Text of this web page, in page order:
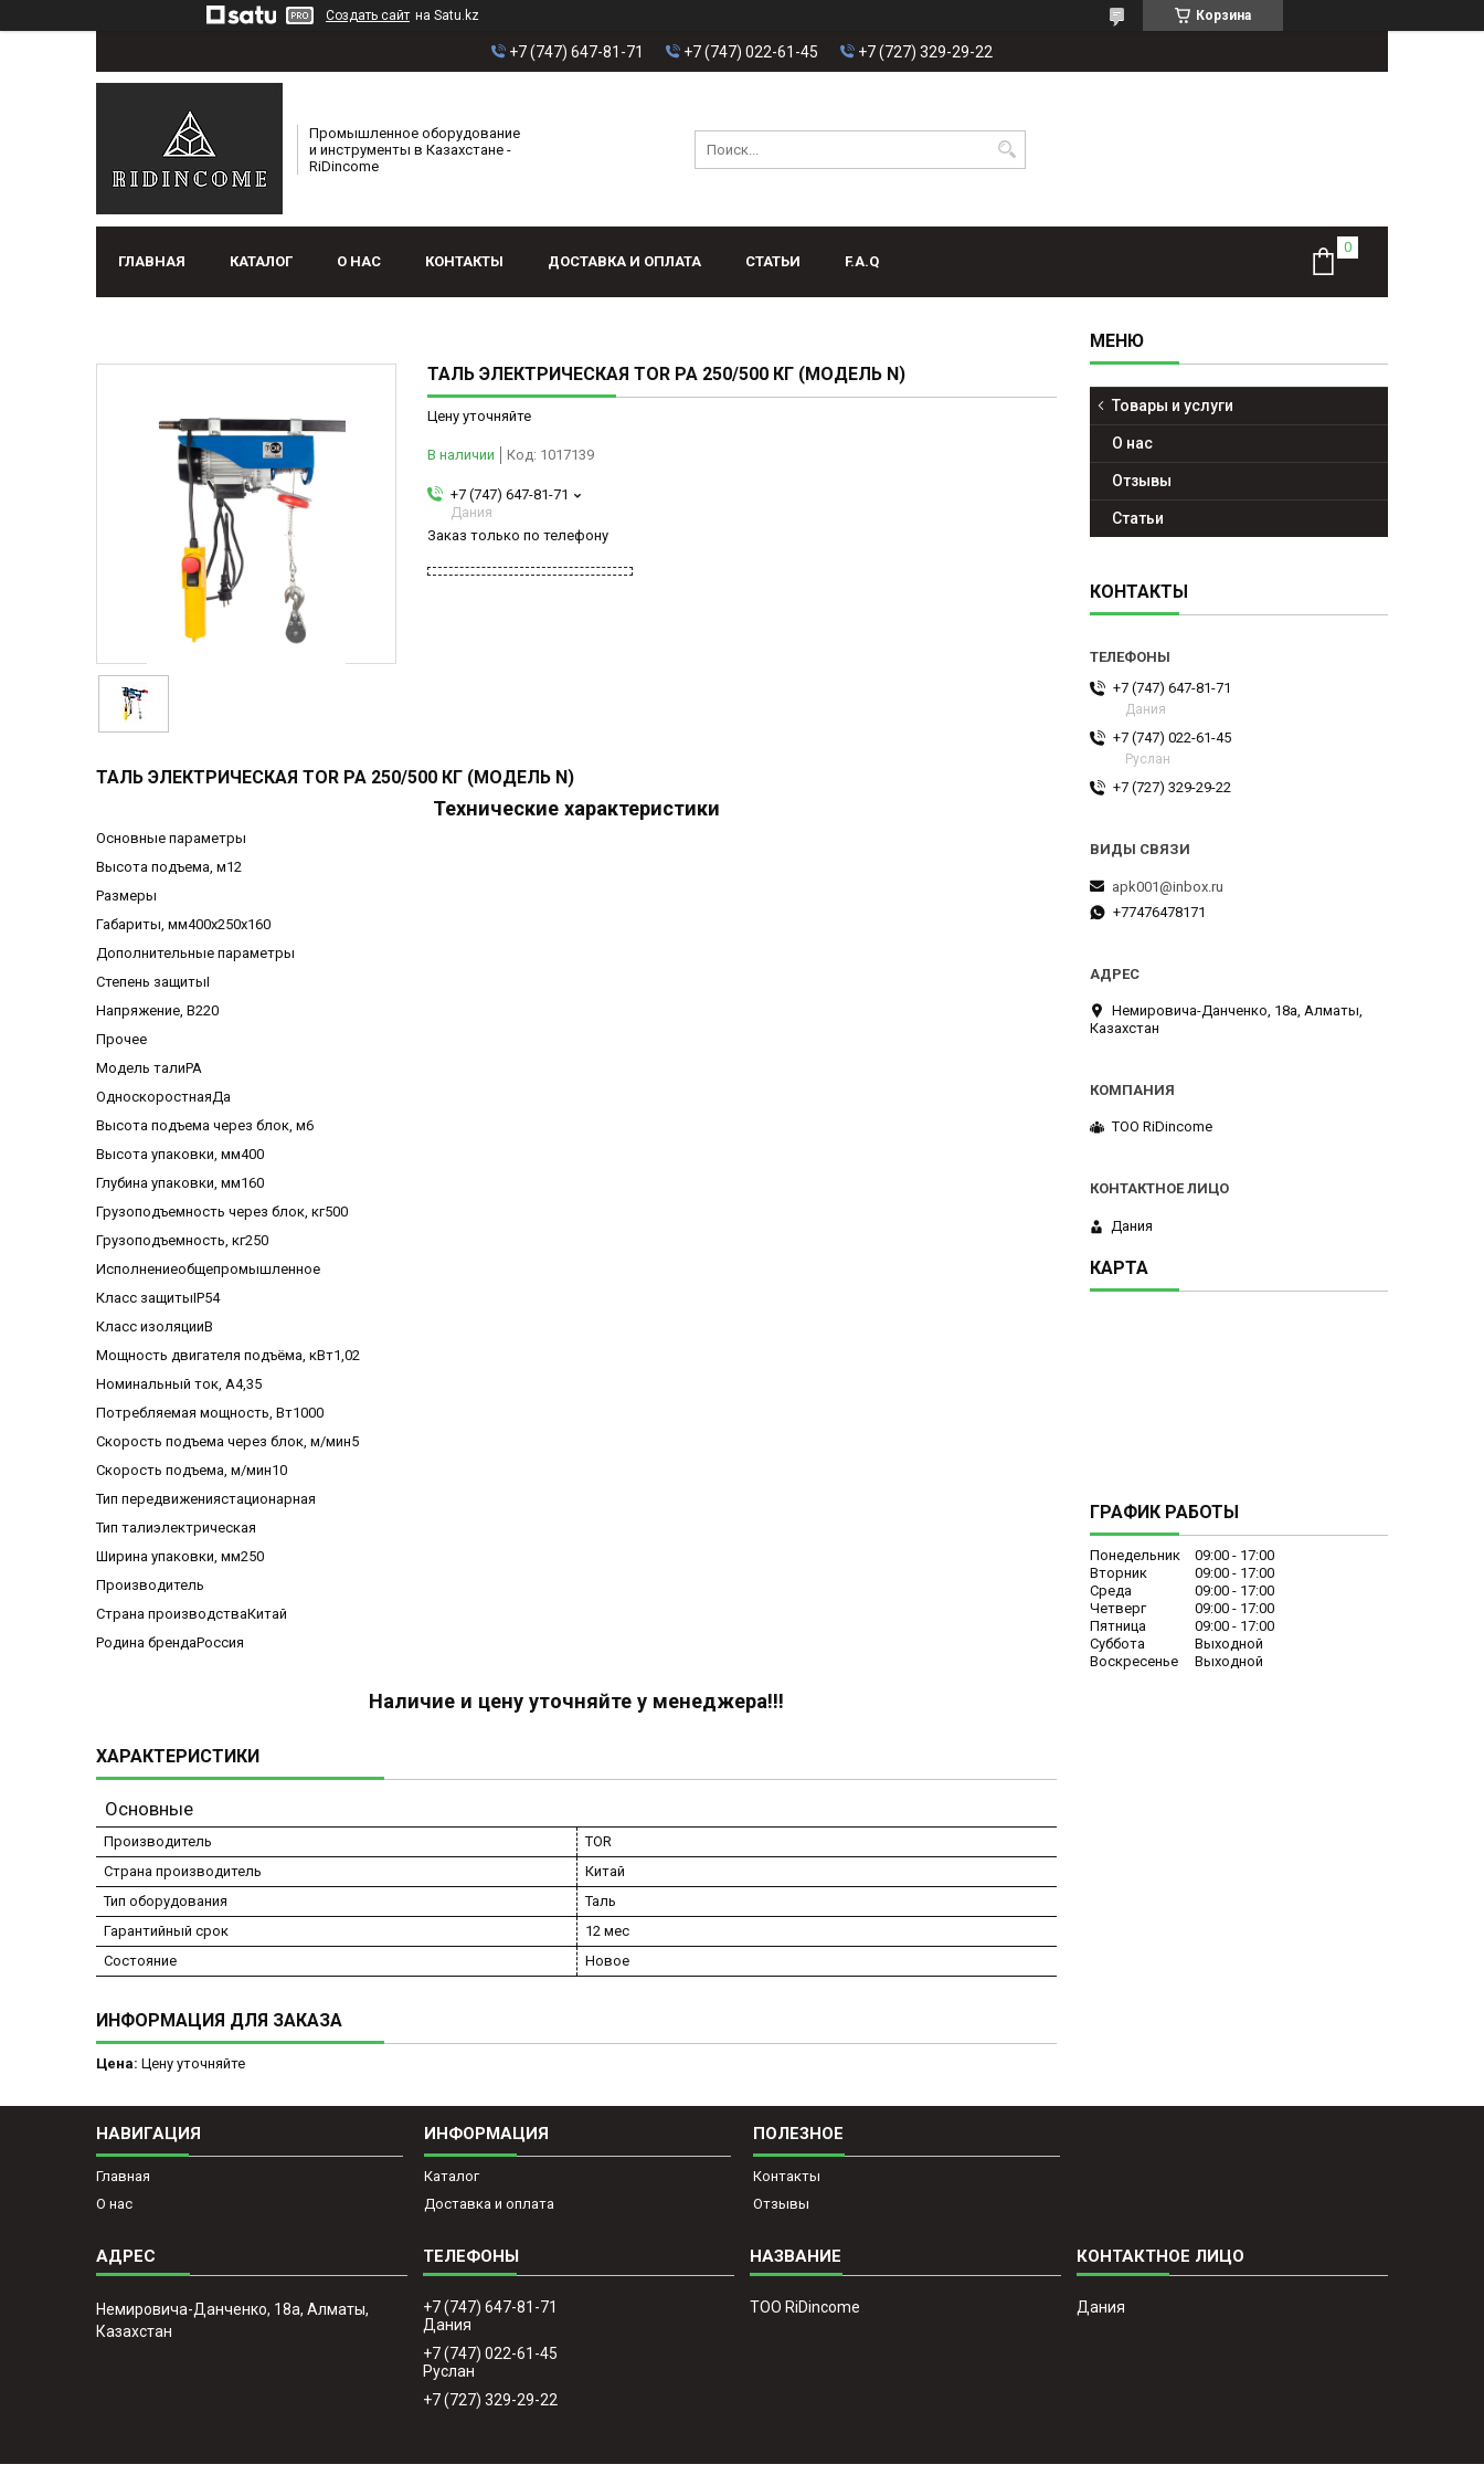
Создать сайт на Satu.kz Корзина
+7 (747) 647-81-71 +7 (747) 022-61-45 +7 (727) 329-29-22
Промышленное оборудование
и инструменты в Казахстане -
RiDincome
ГЛАВНАЯ КАТАЛОГ О НАС КОНТАКТЫ ДОСТАВКА И ОПЛАТА СТАТЬИ F.A.Q
ТАЛЬ ЭЛЕКТРИЧЕСКАЯ TOR PA 250/500 КГ (МОДЕЛЬ N)
Цену уточняйте
В наличии Код: 1017139
+7 (747) 647-81-71
Дания
Заказ только по телефону
ТАЛЬ ЭЛЕКТРИЧЕСКАЯ TOR PA 250/500 КГ (МОДЕЛЬ N)
Технические характеристики
Основные параметры
Высота подъема, м12
Размеры
Габариты, мм400х250х160
Дополнительные параметры
Степень защитыI
Напряжение, В220
Прочее
Модель талиРА
ОдноскоростнаяДа
Высота подъема через блок, м6
Высота упаковки, мм400
Глубина упаковки, мм160
Грузоподъемность через блок, кг500
Грузоподъемность, кг250
Исполнениеобщепромышленное
Класс защитыIP54
Класс изоляцииВ
Мощность двигателя подъёма, кВт1,02
Номинальный ток, А4,35
Потребляемая мощность, Вт1000
Скорость подъема через блок, м/мин5
Скорость подъема, м/мин10
Тип передвижениястационарная
Тип талиэлектрическая
Ширина упаковки, мм250
Производитель
Страна производстваКитай
Родина брендаРоссия
Наличие и цену уточняйте у менеджера!!!
ХАРАКТЕРИСТИКИ
Основные
Производитель
TOR
Страна производитель
Китай
Тип оборудования
Таль
Гарантийный срок
12 мес
Состояние
Новое
ИНФОРМАЦИЯ ДЛЯ ЗАКАЗА
Цена: Цену уточняйте
Товары и услуги
О нас
Отзывы
Статьи
КОНТАКТЫ
+7 (747) 647-81-71
Дания
+7 (747) 022-61-45
Руслан
+7 (727) 329-29-22
apk001@inbox.ru
+77476478171
Немировича-Данченко, 18а, Алматы,
Казахстан
ТОО RiDincome
Дания
КАРТА
ГРАФИК РАБОТЫ
Понедельник 09:00
17:00
Вторник
09:00
17:00
Среда
09:00
17:00
Четверг
09:00
17:00
Пятница
09:00
17:00
Суббота
Выходной
Воскресенье
Выходной
НАВИГАЦИЯ
Главная
О нас
ИНФОРМАЦИЯ
Каталог
Доставка и оплата
ПОЛЕЗНОЕ
Контакты
Отзывы
Немировича-Данченко, 18а, Алматы,
Казахстан
+7 (747) 647-81-71
Дания
+7 (747) 022-61-45
Руслан
+7 (727) 329-29-22
ТОО RiDincome Дания